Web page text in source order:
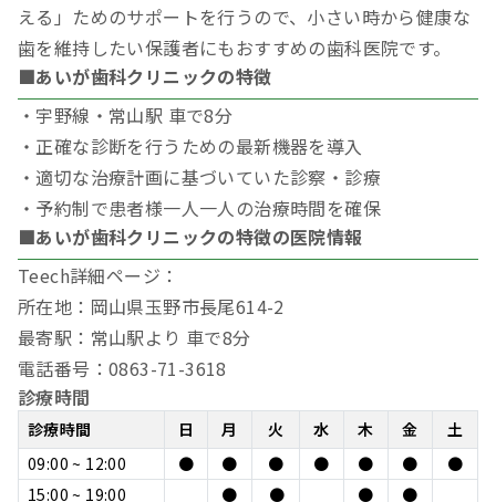
える」ためのサポートを行うので、小さい時から健康な
歯を維持したい保護者にもおすすめの歯科医院です。
■あいが歯科クリニックの特徴
・宇野線・常山駅 車で8分
・正確な診断を行うための最新機器を導入
・適切な治療計画に基づいていた診察・診療
・予約制で患者様一人一人の治療時間を確保
■あいが歯科クリニックの特徴の医院情報
Teech詳細ページ：
所在地：岡山県玉野市長尾614-2
最寄駅：常山駅より 車で8分
電話番号：0863-71-3618
診療時間
診療時間 日 月 火 水 木 金
土
09:00 ~ 12:00
● ● ● ● ● ●
●
15:00 ~ 19:00
● ● ●
●